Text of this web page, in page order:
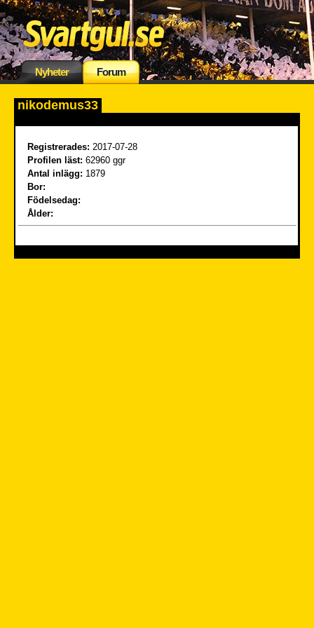
Nyheter Forum
nikodemus33
Registrerades: 2017-07-28
Profilen läst: 62960 ggr
Antal inlägg: 1879
Bor:
Födelsedag:
Ålder: